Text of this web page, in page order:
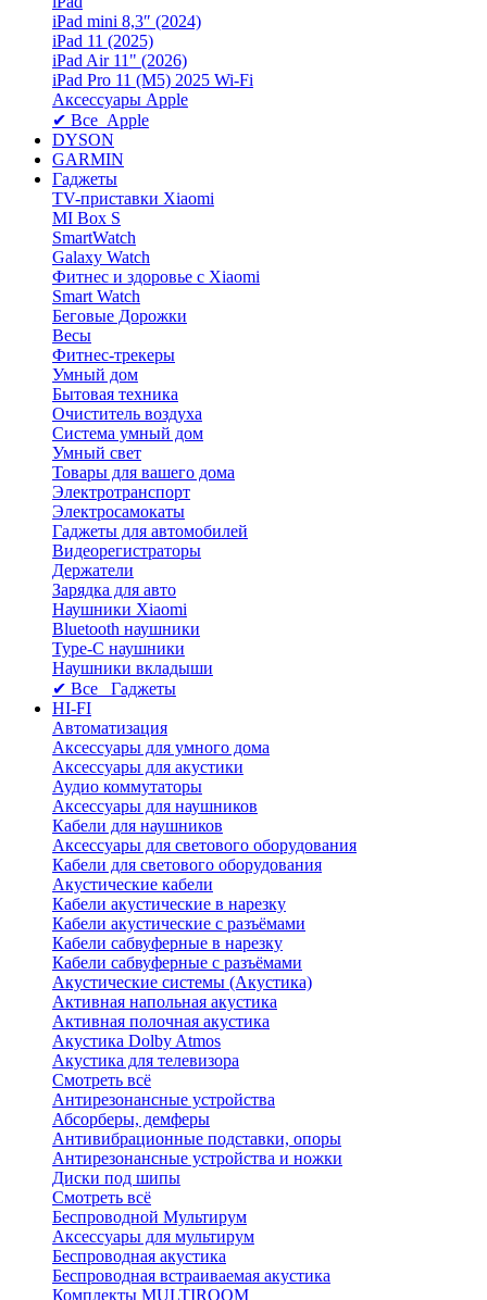
iPad mini 8,3″ (2024)
iPad 11 (2025)
iPad Air 11" (2026)
iPad Pro 11 (M5) 2025 Wi-Fi
Аксессуары Apple
✔ Все Apple
DYSON
GARMIN
Гаджеты
TV-приставки Xiaomi
MI Box S
SmartWatch
Galaxy Watch
Фитнес и здоровье с Xiaomi
Smart Watch
Беговые Дорожки
Весы
Фитнес-трекеры
Умный дом
Бытовая техника
Очиститель воздуха
Система умный дом
Умный свет
Товары для вашего дома
Электротранспорт
Электросамокаты
Гаджеты для автомобилей
Видеорегистраторы
Держатели
Зарядка для авто
Наушники Xiaomi
Bluetooth наушники
Type-C наушники
Наушники вкладыши
✔ Все Гаджеты
HI-FI
Автоматизация
Аксессуары для умного дома
Аксессуары для акустики
Аудио коммутаторы
Аксессуары для наушников
Кабели для наушников
Аксессуары для светового оборудования
Кабели для светового оборудования
Акустические кабели
Кабели акустические в нарезку
Кабели акустические с разъёмами
Кабели сабвуферные в нарезку
Кабели сабвуферные с разъёмами
Акустические системы (Акустика)
Активная напольная акустика
Активная полочная акустика
Акустика Dolby Atmos
Акустика для телевизора
Смотреть всё
Антирезонансные устройства
Абсорберы, демферы
Антивибрационные подставки, опоры
Антирезонансные устройства и ножки
Диски под шипы
Смотреть всё
Беспроводной Мультирум
Аксессуары для мультирум
Беспроводная акустика
Беспроводная встраиваемая акустика
Комплекты MULTIROOM